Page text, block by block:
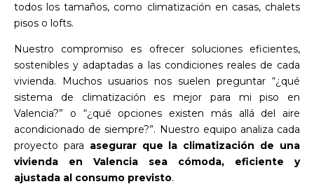
todos los tamaños, como climatización en casas, chalets
pisos o lofts.
Nuestro compromiso es ofrecer soluciones eficientes,
sostenibles y adaptadas a las condiciones reales de cada
vivienda. Muchos usuarios nos suelen preguntar “¿qué
sistema de climatización es mejor para mi piso en
Valencia?” o “¿qué opciones existen más allá del aire
acondicionado de siempre?”. Nuestro equipo analiza cada
proyecto para asegurar que la climatización de una
vivienda en Valencia sea cómoda, eficiente y
ajustada al consumo previsto.